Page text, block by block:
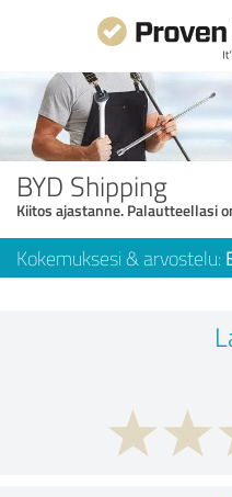
BYD Shipping
Kiitos ajastanne. Palautteellasi
Kokemuksesi & arvostelu: